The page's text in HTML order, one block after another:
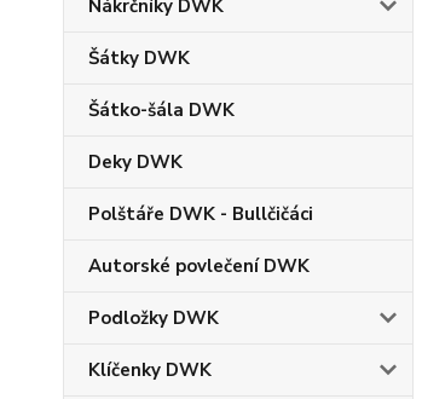
Nákrčníky DWK
Šátky DWK
Šátko-šála DWK
Deky DWK
Polštáře DWK - Bullčičáci
Autorské povlečení DWK
Podložky DWK
Klíčenky DWK